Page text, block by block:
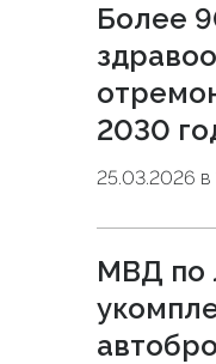
Более
2030
25.03.2026 в
МВД по